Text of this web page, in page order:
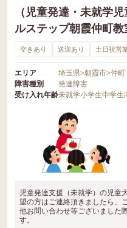
（児童発達・未就学
ルステップ朝霞仲町教
空きあり 送迎あり 土日祝営
エリア 埼玉県>朝霞市>仲町
障害種別
発達障害
受け入れ年齢未就学小学生中学生
児童発達支援（未就学）の児童
望の方はご連絡頂きましたら、
他お問い合わせ等ございました
す。